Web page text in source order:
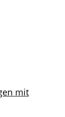
mit